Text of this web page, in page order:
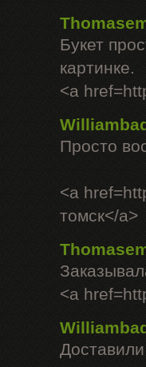
Букет
картинке.
<a
Просто
<a
томск</a>
<a